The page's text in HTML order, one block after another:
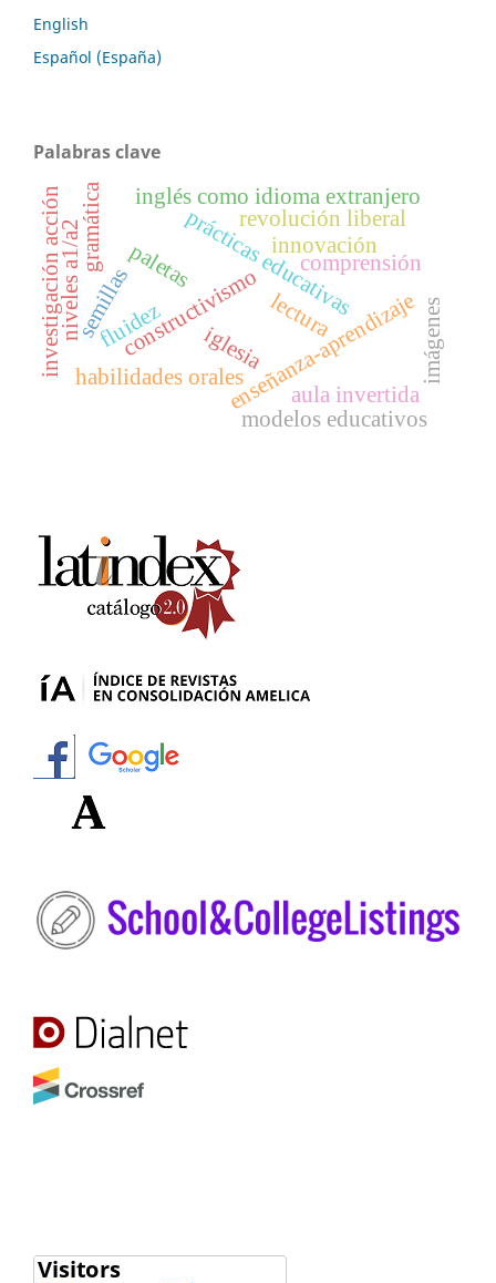
English
Español (España)
Palabras clave
constructivismoenseñanza-aprendizaje
innovación
prácticas educativas
habilidades orales
fluidez
inglés como idioma extranjero
semillas imágenes
paletas
revolución liberal
modelos educativos
iglesia
aula invertida
gramática
investigación acción lectura
comprensión
niveles a1/a2